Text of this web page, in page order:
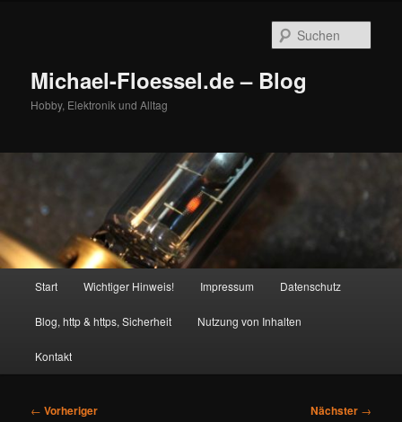
Michael-Floessel.de – Blog
Hobby, Elektronik und Alltag
Start Wichtiger Hinweis! Impressum Datenschutz
Blog, http & https, Sicherheit Nutzung von Inhalten
Kontakt
Beitragsnavigation
← Vorheriger Nächster →